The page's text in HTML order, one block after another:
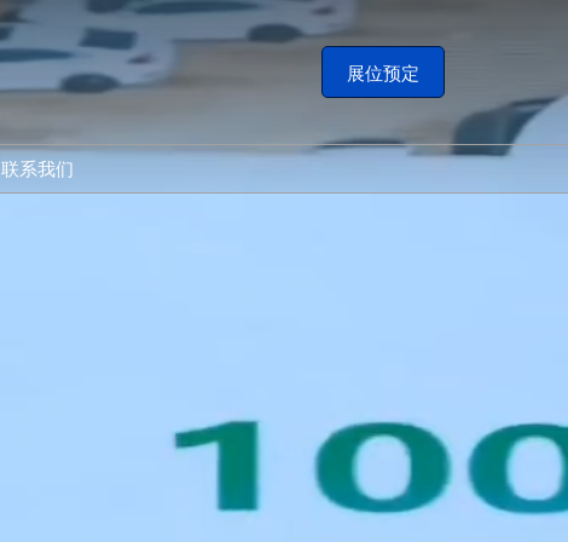
展位预定
联系我们